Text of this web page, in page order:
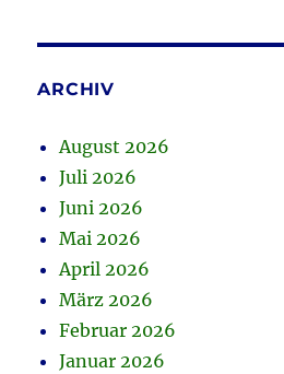
ARCHIV
August 2026
Juli 2026
Juni 2026
Mai 2026
April 2026
März 2026
Februar 2026
Januar 2026